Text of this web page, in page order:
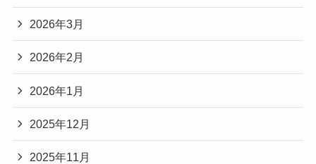
2026年3月
2026年2月
2026年1月
2025年12月
2025年11月